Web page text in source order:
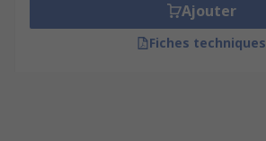
Ajouter
Fiches techniques